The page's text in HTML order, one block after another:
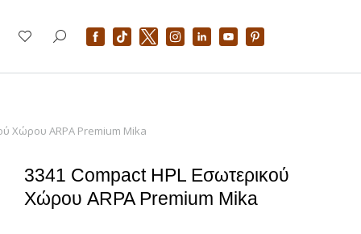
Χώρου ARPA Premium Mika
3341 Compact HPL Εσωτερικού
Χώρου ARPA Premium Mika